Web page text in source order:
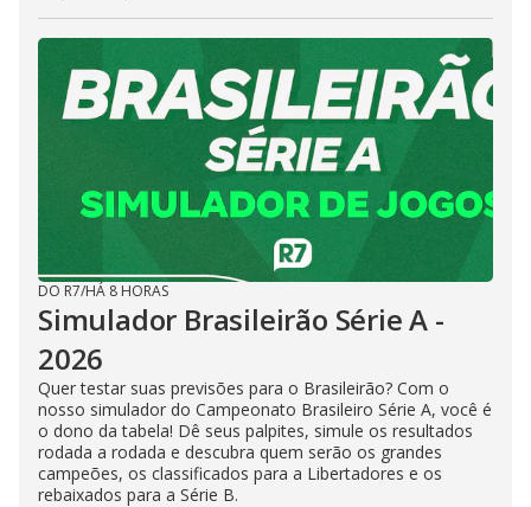
DO R7/HÁ 8 HORAS
Simulador Brasileirão Série A -
2026
Quer testar suas previsões para o Brasileirão? Com o
nosso simulador do Campeonato Brasileiro Série A, você é
o dono da tabela! Dê seus palpites, simule os resultados
rodada a rodada e descubra quem serão os grandes
campeões, os classificados para a Libertadores e os
rebaixados para a Série B.